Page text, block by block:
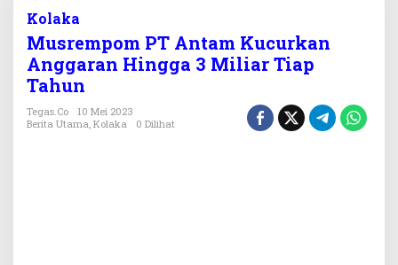
r
e
m
m
Kolaka
Musrempom PT Antam Kucurkan
Anggaran Hingga 3 Miliar Tiap
Tahun
Tegas.co
10 Mei 2023
Berita Utama, Kolaka 0 Dilihat